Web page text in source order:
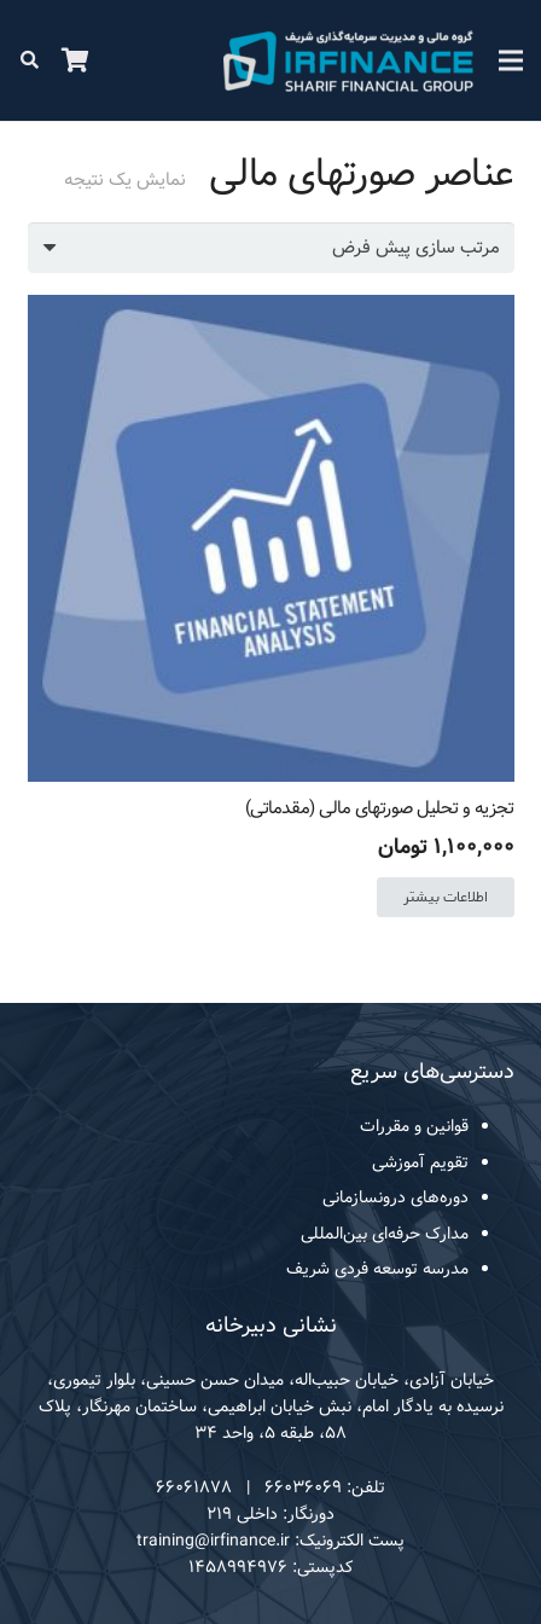
عناصر صورتهای مالی نمایش یک نتیجه
تجزیه و تحلیل صورتهای مالی (مقدماتی)
۱,۱۰۰,۰۰۰ تومان
اطلاعات بیشتر
دسترسی‌های سریع
قوانین و مقررات
تقویم آموزشی
دوره‌های درونسازمانی
مدارک حرفه‌ای بین‌المللی
مدرسه توسعه فردی شریف
نشانی دبیرخانه
خیابان آزادی، خیابان حبیب‌اله، میدان حسن حسینی، بلوار تیموری،
نرسیده به یادگار امام، نبش خیابان ابراهیمی، ساختمان مهرنگار، پلاک
۵۸، طبقه ۵، واحد ۳۴
تلفن: ۶۶۰۳۶۰۶۹ | ۶۶۰۶۱۸۷۸
دورنگار: داخلی ۲۱۹
پست الکترونیک: training@irfinance.ir
کدپستی: ۱۴۵۸۹۹۴۹۷۶